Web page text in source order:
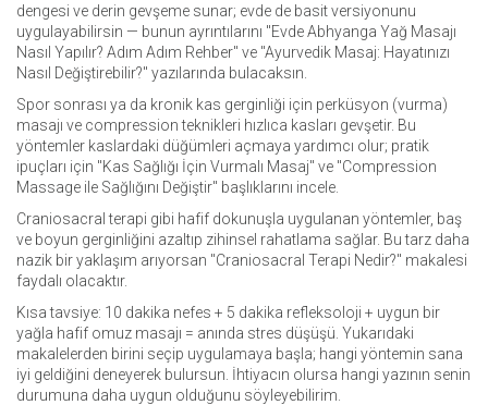
dengesi ve derin gevşeme sunar; evde de basit versiyonunu
uygulayabilirsin — bunun ayrıntılarını "Evde Abhyanga Yağ Masajı
Nasıl Yapılır? Adım Adım Rehber" ve "Ayurvedik Masaj: Hayatınızı
Nasıl Değiştirebilir?" yazılarında bulacaksın.
Spor sonrası ya da kronik kas gerginliği için perküsyon (vurma)
masajı ve compression teknikleri hızlıca kasları gevşetir. Bu
yöntemler kaslardaki düğümleri açmaya yardımcı olur; pratik
ipuçları için "Kas Sağlığı İçin Vurmalı Masaj" ve "Compression
Massage ile Sağlığını Değiştir" başlıklarını incele.
Craniosacral terapi gibi hafif dokunuşla uygulanan yöntemler, baş
ve boyun gerginliğini azaltıp zihinsel rahatlama sağlar. Bu tarz daha
nazik bir yaklaşım arıyorsan "Craniosacral Terapi Nedir?" makalesi
faydalı olacaktır.
Kısa tavsiye: 10 dakika nefes + 5 dakika refleksoloji + uygun bir
yağla hafif omuz masajı = anında stres düşüşü. Yukarıdaki
makalelerden birini seçip uygulamaya başla; hangi yöntemin sana
iyi geldiğini deneyerek bulursun. İhtiyacın olursa hangi yazının senin
durumuna daha uygun olduğunu söyleyebilirim.